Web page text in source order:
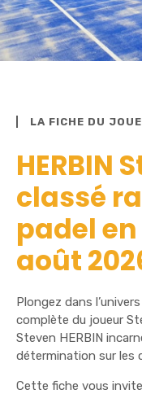
LA FICHE DU
HERBIN
classé
padel
août
Plongez dans
complète du joueur
Steven HERBIN
détermination sur les
Cette fiche vous